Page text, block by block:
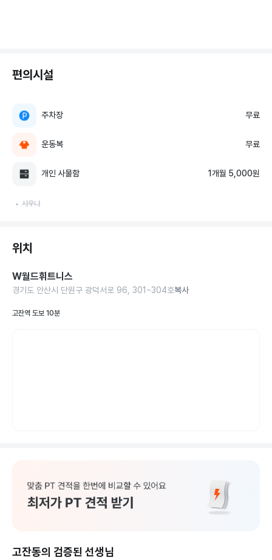
편의시설
주차장 무료
운동복 무료
개인 사물함 1개월 5,000원
사우나
위치
W월드휘트니스
경기도 안산시 단원구 광덕서로 96, 301~304호복사
고잔역 도보 10분
고잔동의 검증된 선생님